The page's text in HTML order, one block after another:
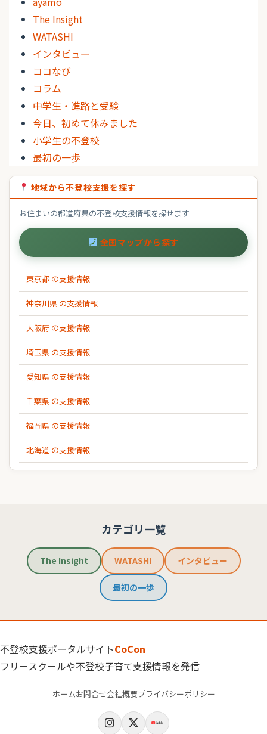
The Insight
WATASHI
インタビュー
ココなび
コラム
中学生・進路と受験
今日、初めて休みました
小学生の不登校
最初の一歩
地域から不登校支援を探す
お住まいの都道府県の不登校支援情報を探せます
全国マップから探す
東京都 の支援情報
神奈川県 の支援情報
大阪府 の支援情報
埼玉県 の支援情報
愛知県 の支援情報
千葉県 の支援情報
福岡県 の支援情報
北海道 の支援情報
カテゴリ一覧
The Insight WATASHI インタビュー
最初の一歩
不登校支援ポータルサイトCoCon
フリースクールや不登校子育て支援情報を発信
ホームお問合せ会社概要プライバシーポリシー